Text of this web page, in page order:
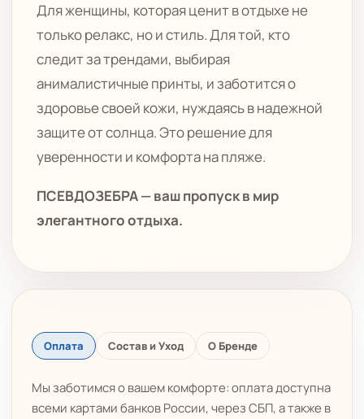
Для женщины, которая ценит в отдыхе не
только релакс, но и стиль. Для той, кто
следит за трендами, выбирая
анималистичные принты, и заботится о
здоровье своей кожи, нуждаясь в надежной
защите от солнца. Это решение для
уверенности и комфорта на пляже.
ПСЕВДОЗЕБРА — ваш пропуск в мир
элегантного отдыха.
Оплата Состав и Уход О Бренде
Мы заботимся о вашем комфорте: оплата доступна
всеми картами банков России, через СБП, а также в